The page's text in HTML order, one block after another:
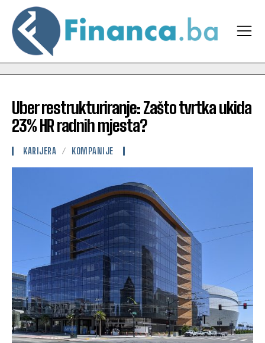
Uber restrukturiranje: Zašto tvrtka ukida
23% HR radnih mjesta?
KARIJERA KOMPANIJE